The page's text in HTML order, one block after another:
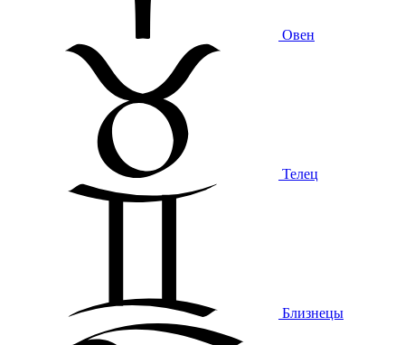
Овен
Телец
Близнецы